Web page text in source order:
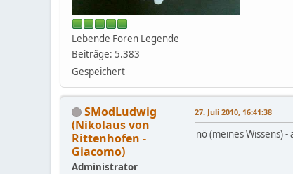
Lebende Foren Legende
Beiträge: 5.383
Gespeichert
SModLudwig
(Nikolaus von
Rittenhofen -
Giacomo)
Administrator
27. Juli 2010, 16:41:38
nö (meines Wissens)